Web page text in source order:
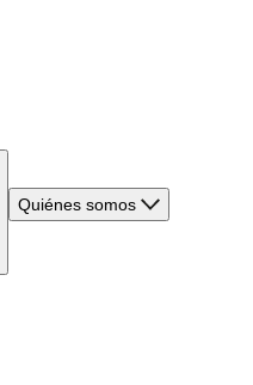
Quiénes somos